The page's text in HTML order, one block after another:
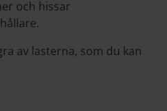
och hissar
av lasterna, som du kan